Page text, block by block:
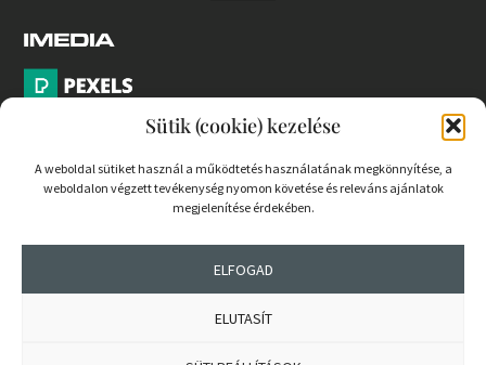
Sütik (cookie) kezelése
A weboldal sütiket használ a működtetés használatának megkönnyítése, a
weboldalon végzett tevékenység nyomon követése és releváns ajánlatok
megjelenítése érdekében.
ELFOGAD
ELUTASÍT
PARTNEREK